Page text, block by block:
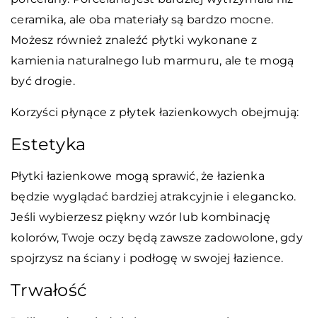
ceramika, ale oba materiały są bardzo mocne.
Możesz również znaleźć płytki wykonane z
kamienia naturalnego lub marmuru, ale te mogą
być drogie.
Korzyści płynące z płytek łazienkowych obejmują:
Estetyka
Płytki łazienkowe mogą sprawić, że łazienka
będzie wyglądać bardziej atrakcyjnie i elegancko.
Jeśli wybierzesz piękny wzór lub kombinację
kolorów, Twoje oczy będą zawsze zadowolone, gdy
spojrzysz na ściany i podłogę w swojej łazience.
Trwałość